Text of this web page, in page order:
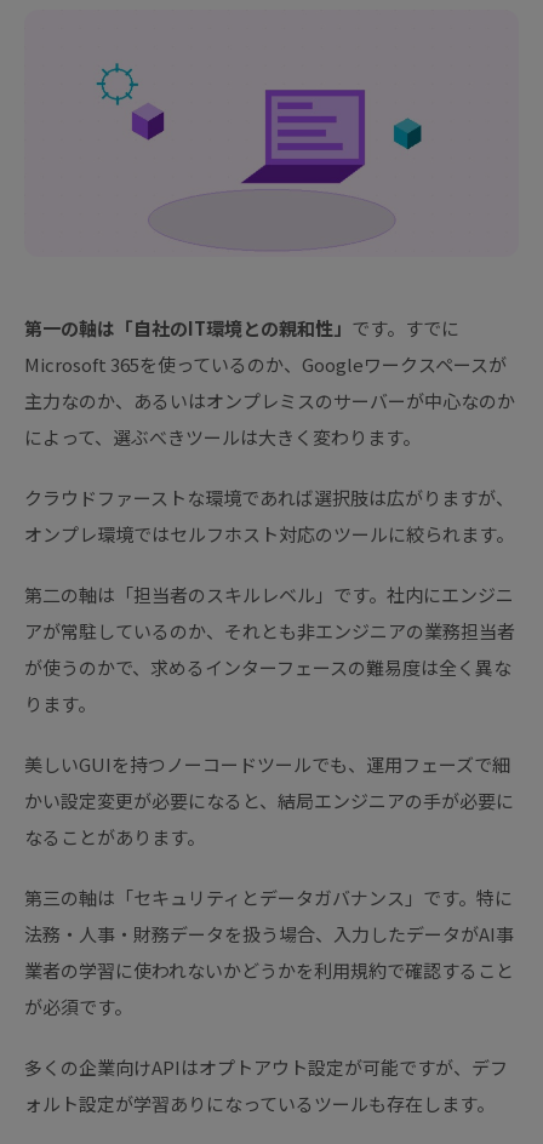
第一の軸は「自社のIT環境との親和性」 です。すでに
Microsoft 365を使っているのか、Googleワークスペースが
主力なのか、あるいはオンプレミスのサーバーが中心なのか
によって、選ぶべきツールは大きく変わります。
クラウドファーストな環境であれば選択肢は広がりますが、
オンプレ環境ではセルフホスト対応のツールに絞られます。
第二の軸は「担当者のスキルレベル」です。社内にエンジニ
アが常駐しているのか、それとも非エンジニアの業務担当者
が使うのかで、求めるインターフェースの難易度は全く異な
ります。
美しいGUIを持つノーコードツールでも、運用フェーズで細
かい設定変更が必要になると、結局エンジニアの手が必要に
なることがあります。
第三の軸は「セキュリティとデータガバナンス」です。特に
法務・人事・財務データを扱う場合、入力したデータがAI事
業者の学習に使われないかどうかを利用規約で確認すること
が必須です。
多くの企業向けAPIはオプトアウト設定が可能ですが、デフ
ォルト設定が学習ありになっているツールも存在します。